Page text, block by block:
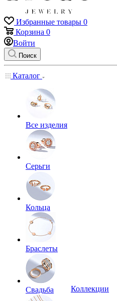
Избранные товары 0
Корзина 0
Войти
Поиск
Каталог
Все изделия
Серьги
Кольца
Браслеты
Свадьба
Коллекции